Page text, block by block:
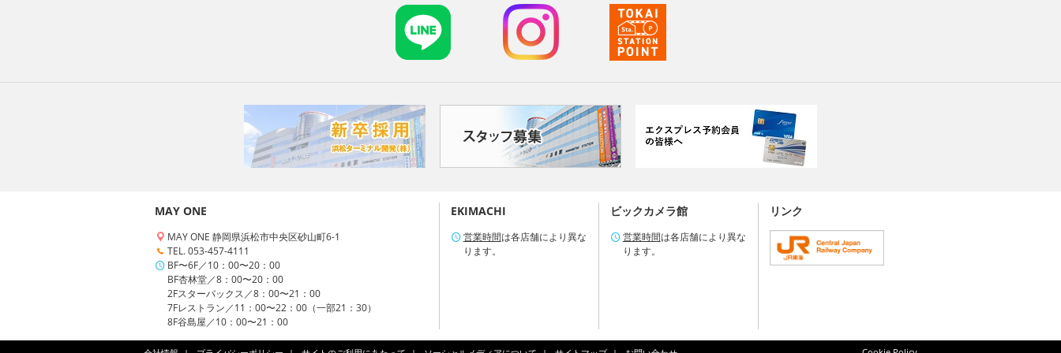
MAY ONE
MAY ONE 静岡県浜松市中央区砂山町6-1
TEL. 053-457-4111
BF〜6F／10：00〜20：00
BF杏林堂／8：00〜20：00
2Fスターバックス／8：00〜21：00
7Fレストラン／11：00〜22：00（一部21：30）
8F谷島屋／10：00〜21：00
EKIMACHI
営業時間は各店舗により異な
ります。
ビックカメラ館
営業時間は各店舗により異な
ります。
リンク